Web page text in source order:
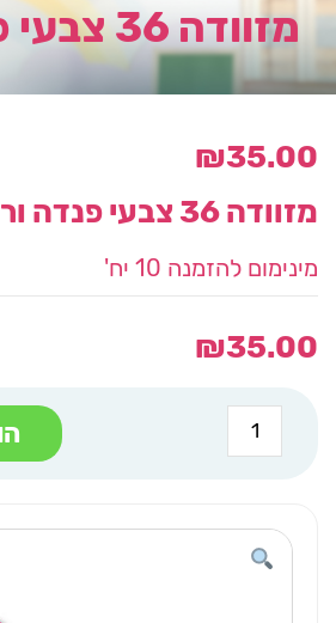
מזוודה 36 צבעי פנדה ורוד
₪35.00
מזוודה 36 צבעי פנדה ורוד
מינימום להזמנה 10 יח'
₪35.00
כמות
של
מזוודה
פנדה
ורוד